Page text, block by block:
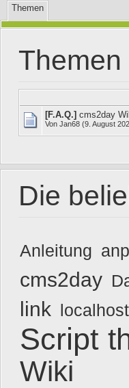
Themen
Themen
[F.A.Q.] cms2day
Von Jan68 (9. August
Die
Anleitung
cms2day
link localhost
Script
Wiki